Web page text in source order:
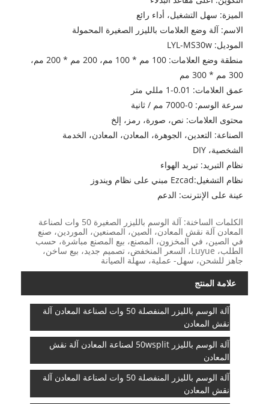
الميزة: سهل التشغيل، أداء رائع
الاسم: آلة وضع العلامات بالليزر الصغيرة المحمولة
الموديل: LYL-MS30w
منطقة وضع العلامات: 100 مم * 100 مم، 200 مم * 200 مم،
300 مم * 300 مم
عمق العلامات: 0.01-1 مللي متر
سرعة الوسم: 0-7000 مم / ثانية
محتوى العلامات: نص، صورة، رمز، إلخ
الصناعة: التعدين، الجوهرة، المعادن، المعادن، الخدمة
الشخصية، DIY
نظام التبريد: تبريد الهواء
نظام التشغيل:Ezcad مبني على نظام ويندوز
عينة على الإنترنت: الدعم
الكلمات الساخنة: آلة الوسم بالليزر الصغيرة 50 وات لصناعة
المعادن آلة نقش المعادن، الصين، المصنعين، الموردين، صنع
في الصين، في المخزون، المصنع، بيع المصنع مباشرة، حسب
الطلب، Luyue، السعر المنخفض، تصميم جديد، بيع ساخن،
جاهز للشحن، سهل- عملية، سهلة الصيانة
علامة المنتج
آلة الوسم بالليزر المنفصلة 50 وات لصناعة المعادن آلة
نقش المعادن
آلة الوسم بالليزر 50wsplit لصناعة المعادن آلة نقش
المعادن
آلة الوسم بالليزر المنفصلة 50 وات لصناعة المعادن آلة
نقش المعادن